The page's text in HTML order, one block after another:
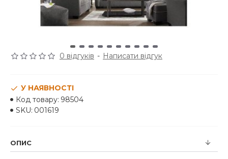
0 відгуків - Написати відгук
У НАЯВНОСТІ
Код товару: 98504
SKU: 001619
ОПИС